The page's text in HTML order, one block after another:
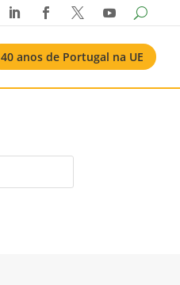
   
40 anos de Portugal na UE